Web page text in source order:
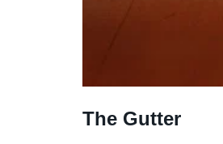
The Gutter